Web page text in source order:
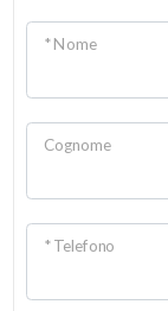
* Nome
Cognome
* Telefono
5+
Altre
-
multiscelta
Giardino